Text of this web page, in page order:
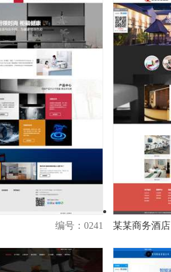
编号：0241
某某商务酒店